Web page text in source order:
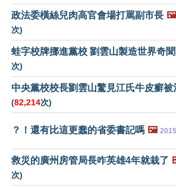
政法委橫絲兒肉高官會場打罵副市長 🖼️
次)
蛙字校牌挪進黨校 劉雲山製造世界奇聞
次)
中央黨校校長劉雲山驚見江氏牛皮癬被
(82,214次)
？！還有比這更蠢的省委書記嗎 🖼️
救災的廣州房管局長咋英雄4年就栽了
次)